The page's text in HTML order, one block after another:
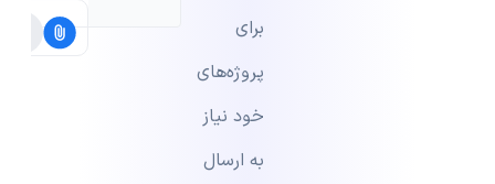
برای
پروژه‌های
خود نیاز
به ارسال